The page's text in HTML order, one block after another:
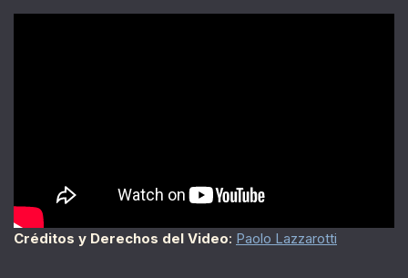
Créditos y Derechos del Video: Paolo Lazzarotti